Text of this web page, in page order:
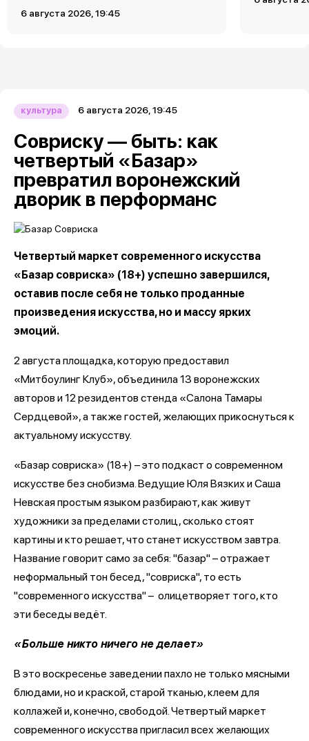
6 августа 2026, 19:45
культура 6 августа 2026, 19:45
Совриску — быть: как
четвертый «Базар»
превратил воронежский
дворик в перформанс
Четвертый маркет современного искусства
«Базар совриска» (18+) успешно завершился,
оставив после себя не только проданные
произведения искусства, но и массу ярких
эмоций.
2 августа площадка, которую предоставил
«Митбоулинг Клуб», объединила 13 воронежских
авторов и 12 резидентов стенда «Салона Тамары
Сердцевой», а также гостей, желающих прикоснуться к
актуальному искусству.
«Базар совриска» (18+) – это подкаст о современном
искусстве без снобизма. Ведущие Юля Вязких и Саша
Невская простым языком разбирают, как живут
художники за пределами столиц, сколько стоят
картины и кто решает, что станет искусством завтра.
Название говорит само за себя: "базар" – отражает
неформальный тон бесед, "совриска", то есть
"современного искусства" – олицетворяет того, кто
эти беседы ведёт.
«Больше никто ничего не делает»
В это воскресенье заведении пахло не только мясными
блюдами, но и краской, старой тканью, клеем для
коллажей и, конечно, свободой. Четвертый маркет
современного искусства пригласил всех желающих